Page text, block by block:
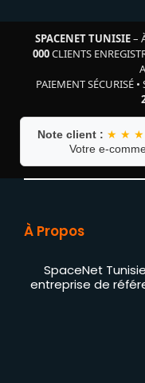
SPACENET TUNISIE–
000CLIENTS
PAIEMENT SÉCURISÉ •
Note client : ★ ★
Votre e-
À Propos
SpaceNet
entreprise de